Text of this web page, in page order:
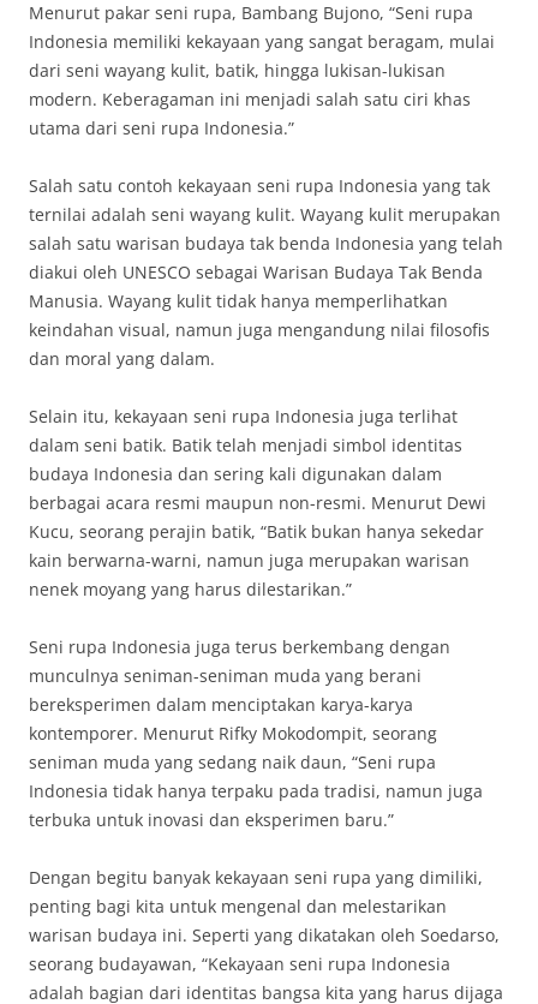
Menurut pakar seni rupa, Bambang Bujono, “Seni rupa
Indonesia memiliki kekayaan yang sangat beragam, mulai
dari seni wayang kulit, batik, hingga lukisan-lukisan
modern. Keberagaman ini menjadi salah satu ciri khas
utama dari seni rupa Indonesia.”
Salah satu contoh kekayaan seni rupa Indonesia yang tak
ternilai adalah seni wayang kulit. Wayang kulit merupakan
salah satu warisan budaya tak benda Indonesia yang telah
diakui oleh UNESCO sebagai Warisan Budaya Tak Benda
Manusia. Wayang kulit tidak hanya memperlihatkan
keindahan visual, namun juga mengandung nilai filosofis
dan moral yang dalam.
Selain itu, kekayaan seni rupa Indonesia juga terlihat
dalam seni batik. Batik telah menjadi simbol identitas
budaya Indonesia dan sering kali digunakan dalam
berbagai acara resmi maupun non-resmi. Menurut Dewi
Kucu, seorang perajin batik, “Batik bukan hanya sekedar
kain berwarna-warni, namun juga merupakan warisan
nenek moyang yang harus dilestarikan.”
Seni rupa Indonesia juga terus berkembang dengan
munculnya seniman-seniman muda yang berani
bereksperimen dalam menciptakan karya-karya
kontemporer. Menurut Rifky Mokodompit, seorang
seniman muda yang sedang naik daun, “Seni rupa
Indonesia tidak hanya terpaku pada tradisi, namun juga
terbuka untuk inovasi dan eksperimen baru.”
Dengan begitu banyak kekayaan seni rupa yang dimiliki,
penting bagi kita untuk mengenal dan melestarikan
warisan budaya ini. Seperti yang dikatakan oleh Soedarso,
seorang budayawan, “Kekayaan seni rupa Indonesia
adalah bagian dari identitas bangsa kita yang harus dijaga